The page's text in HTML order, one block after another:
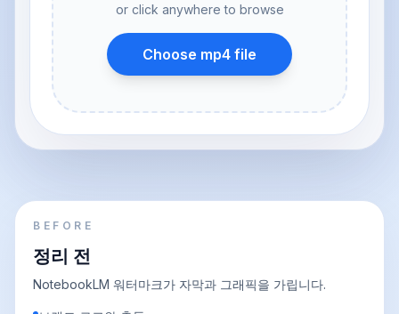
or click anywhere to browse
Choose mp4 file
BEFORE
정리 전
NotebookLM 워터마크가 자막과 그래픽을 가립니다.